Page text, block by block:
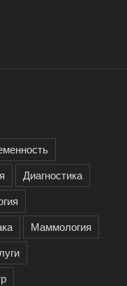
Диагностика
Маммология